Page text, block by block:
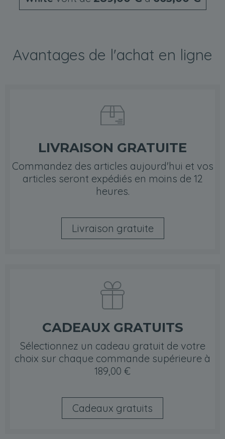
Avantages de l'achat en ligne
LIVRAISON GRATUITE
Commandez des articles aujourd'hui et vos
articles seront expédiés en moins de 12
heures.
Livraison gratuite
CADEAUX GRATUITS
Sélectionnez un cadeau gratuit de votre
choix sur chaque commande supérieure à
189,00 €
Cadeaux gratuits